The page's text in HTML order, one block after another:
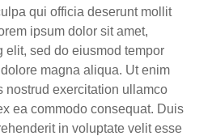
qui officia deserunt mollit
ipsum dolor sit amet,
elit, sed do eiusmod tempor
magna aliqua. Ut enim
nostrud exercitation ullamco
ea commodo consequat. Duis
in voluptate velit esse